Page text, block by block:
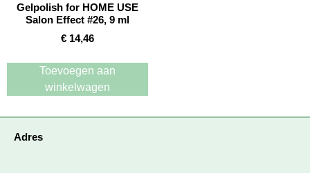
Gelpolish for HOME USE
Salon Effect #26, 9 ml
€ 14,46
Toevoegen aan
winkelwagen
Adres